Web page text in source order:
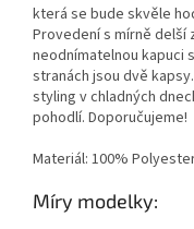
která se bude skvěle
Provedení s mírně delší
neodnímatelnou kapuci
stranách jsou dvě
styling v chladných
pohodlí. Doporučujeme!
Materiál: 100%
Míry modelky: